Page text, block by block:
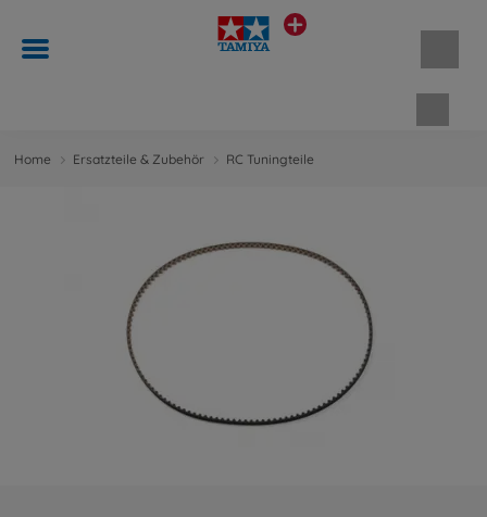
Home Ersatzteile & Zubehör RC Tuningteile